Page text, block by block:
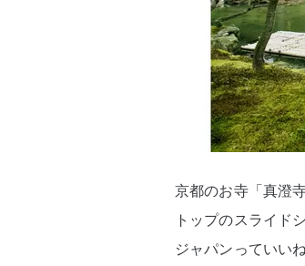
京都のお寺「真澄
トップのスライド
ジャパンっていいね